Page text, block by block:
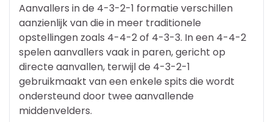
Aanvallers in de 4-3-2-1 formatie verschillen
aanzienlijk van die in meer traditionele
opstellingen zoals 4-4-2 of 4-3-3. In een 4-4-2
spelen aanvallers vaak in paren, gericht op
directe aanvallen, terwijl de 4-3-2-1
gebruikmaakt van een enkele spits die wordt
ondersteund door twee aanvallende
middenvelders.